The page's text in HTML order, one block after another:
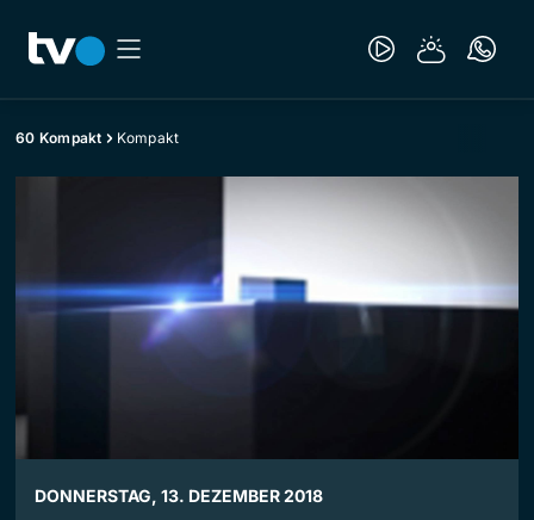
60 Kompakt Kompakt
DONNERSTAG, 13. DEZEMBER 2018